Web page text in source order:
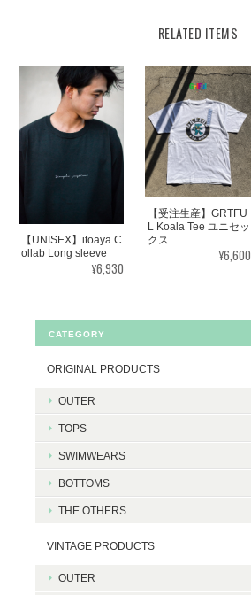
RELATED ITEMS
【UNISEX】itoaya C
ollab Long sleeve
¥6,930
【受注生産】GRTFU
L Koala Tee ユニセッ
クス
¥6,600
CATEGORY
ORIGINAL PRODUCTS
OUTER
TOPS
SWIMWEARS
BOTTOMS
THE OTHERS
VINTAGE PRODUCTS
OUTER